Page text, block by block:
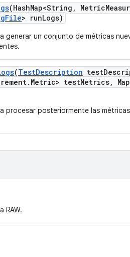
(HashMap<String , Metric
File> runLogs)
generar un conjunto de métricas
(TestDescription test
. Metric> testMetrics,
procesar posteriormente las
RAW.